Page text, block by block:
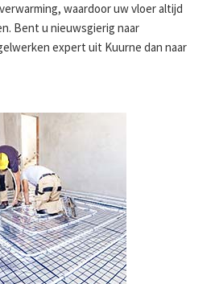
waardoor uw vloer altijd
Bent u nieuwsgierig naar
expert uit Kuurne dan naar